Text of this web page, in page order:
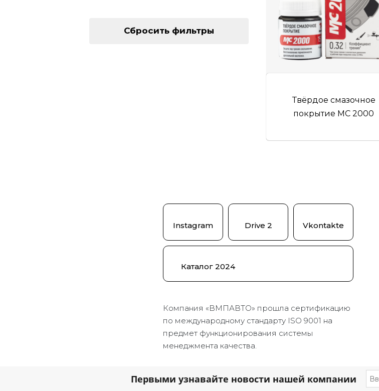
Первыми узнавайте новости нашей компании
Сбросить фильтры
Твёрдое смазочное
покрытие МС 2000
Instagram Drive 2 Vkontakte
Каталог 2024
Компания «ВМПАВТО» прошла сертификацию
по международному стандарту ISO 9001 на
предмет функционирования системы
менеджмента качества.